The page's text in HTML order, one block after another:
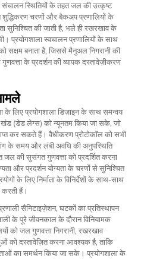
स्थितियों के तहत जल की उत्कृष्ट
शुद्धिकरण चरणों और बैकअप प्रणालियों के
सुनिश्चित की जाती है, भले ही रखरखाव के
प्रयोगशाला स्वचालन प्रणालियों के साथ
सक्षम बनाता है, जिससे मैनुअल निगरानी की
के प्रदर्शन की व्यापक दस्तावेज़ीकरण
के लिए प्रयोगशाला डिज़ाइन के साथ समन्वय
(डेड लेग्स) को न्यूनतम किया जा सके, जो
कर सकते हैं। वैधीकरण प्रोटोकॉल को सभी
के समय और लंबी अवधि की अनुपस्थिति
की सुसंगत गुणवत्ता को प्रदर्शित करना
और प्रदर्शन योग्यता के चरणों से सुनिश्चित
के लिए निर्माता के विनिर्देशों के साथ-साथ
करती हैं।
सैनिटाइज़ेशन, घटकों का प्रतिस्थापन
के पूरे जीवनकाल के दौरान विनियामक
को जल गुणवत्ता निगरानी, रखरखाव
को दस्तावेज़ित करना आवश्यक है, ताकि
का समर्थन किया जा सके। प्रयोगशाला के